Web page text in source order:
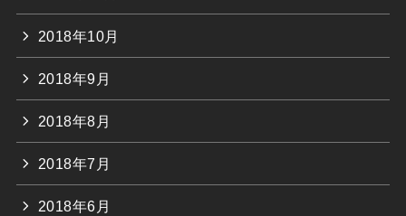
2018年10月
2018年9月
2018年8月
2018年7月
2018年6月